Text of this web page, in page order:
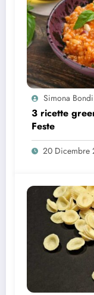
Simona Bondi
3 ricette
Feste
20 Dicembre